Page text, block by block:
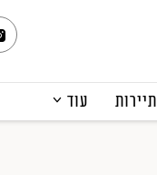
תיירות עוד